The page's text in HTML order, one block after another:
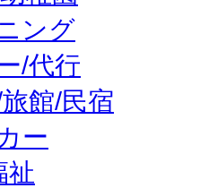
ング
/代行
館/民宿
ー
祉